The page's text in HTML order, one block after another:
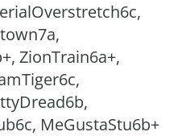
ZionTrain6a+,
MeGustaStu6b+